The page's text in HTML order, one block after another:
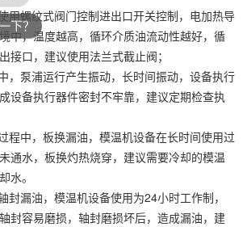
用螺纹式阀门控制进出口开关控制，电加热导
中，温度越高，循环介质油流动性越好，循
接口，建议使用法兰式截止阀；
，泵浦运行产生振动，长时间振动，设备执行
设备执行器件密封不牢靠，建议定期检查执
程中，板换漏油，模温机设备在长时间使用过
通水，板换灼热烧穿，建议需要冷却的模温
水。
封漏油，模温机设备使用为24小时工作制，
封容易磨损，轴封磨损坏后，造成漏油，建
下？